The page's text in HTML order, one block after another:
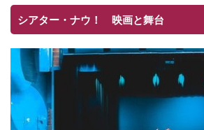
シアター・ナウ！ 映画と舞台